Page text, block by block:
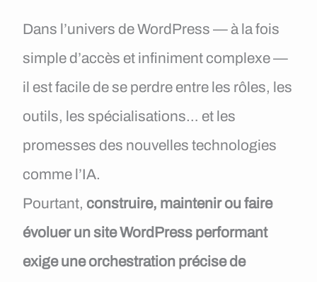
Dans l’univers de WordPress — à la fois
simple d’accès et infiniment complexe —
il est facile de se perdre entre les rôles, les
outils, les spécialisations… et les
promesses des nouvelles technologies
comme l’IA.
Pourtant, construire, maintenir ou faire
évoluer un site WordPress performant
exige une orchestration précise de